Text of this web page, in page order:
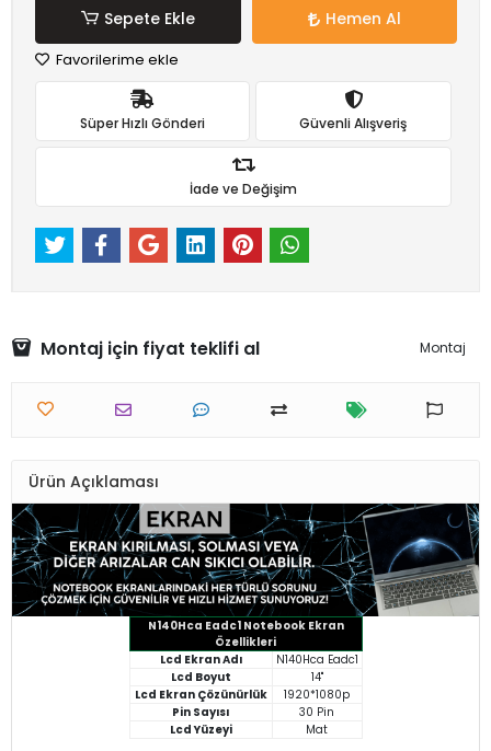
Sepete Ekle Hemen Al
Favorilerime ekle
Süper Hızlı Gönderi Güvenli Alışveriş
İade ve Değişim
Montaj için fiyat teklifi al Montaj
Ürün Açıklaması
N140Hca Eadc1 Notebook Ekran
Özellikleri
Lcd Ekran Adı
N140Hca Eadc1
Lcd Boyut
14"
Lcd Ekran Çözünürlük
1920*1080p
Pin Sayısı
30 Pin
Lcd Yüzeyi
Mat